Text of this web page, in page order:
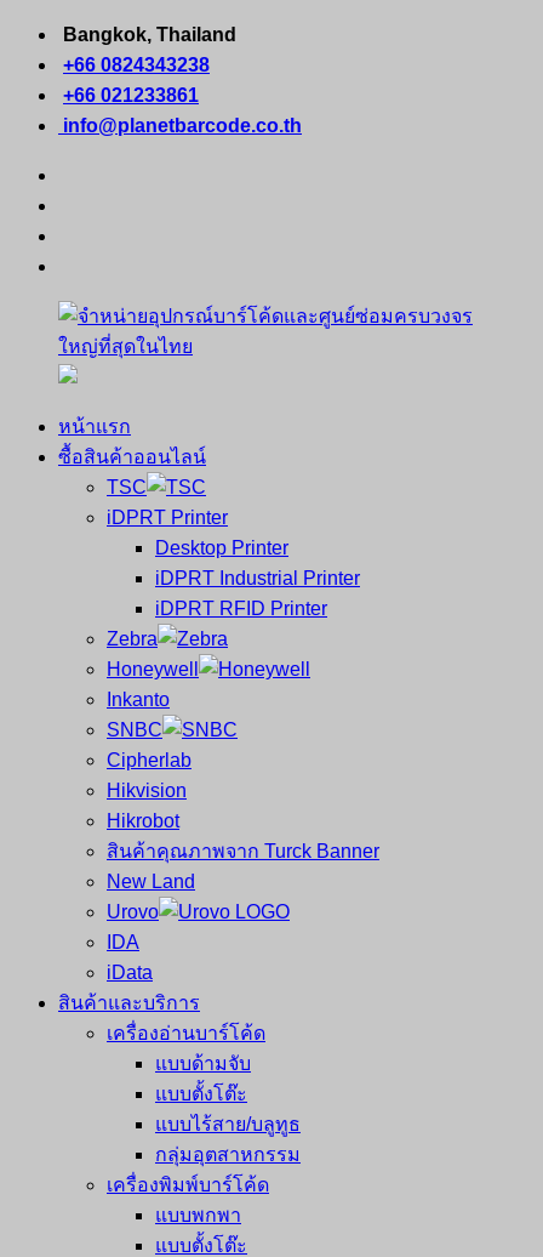
Skip
content
Bangkok, Thailand
+66 0824343238
+66 021233861
info@planetbarcode.co.th
จำหน่าย
คอมพิวเตอร์
หน้าแรก
ซื้อสินค้าออนไลน์
TSC
iDPRT Printer
Desktop Printer
iDPRT Industrial Printer
iDPRT RFID Printer
Zebra
Honeywell
Inkanto
SNBC
Cipherlab
Hikvision
Hikrobot
สินค้าคุณภาพจาก Turck Banner
New Land
Urovo
IDA
iData
สินค้าและบริการ
เครื่องอ่านบาร์โค้ด
แบบด้ามจับ
แบบตั้งโต๊ะ
แบบไร้สาย/บลูทูธ
กลุ่มอุตสาหกรรม
เครื่องพิมพ์บาร์โค้ด
แบบพกพา
แบบตั้งโต๊ะ